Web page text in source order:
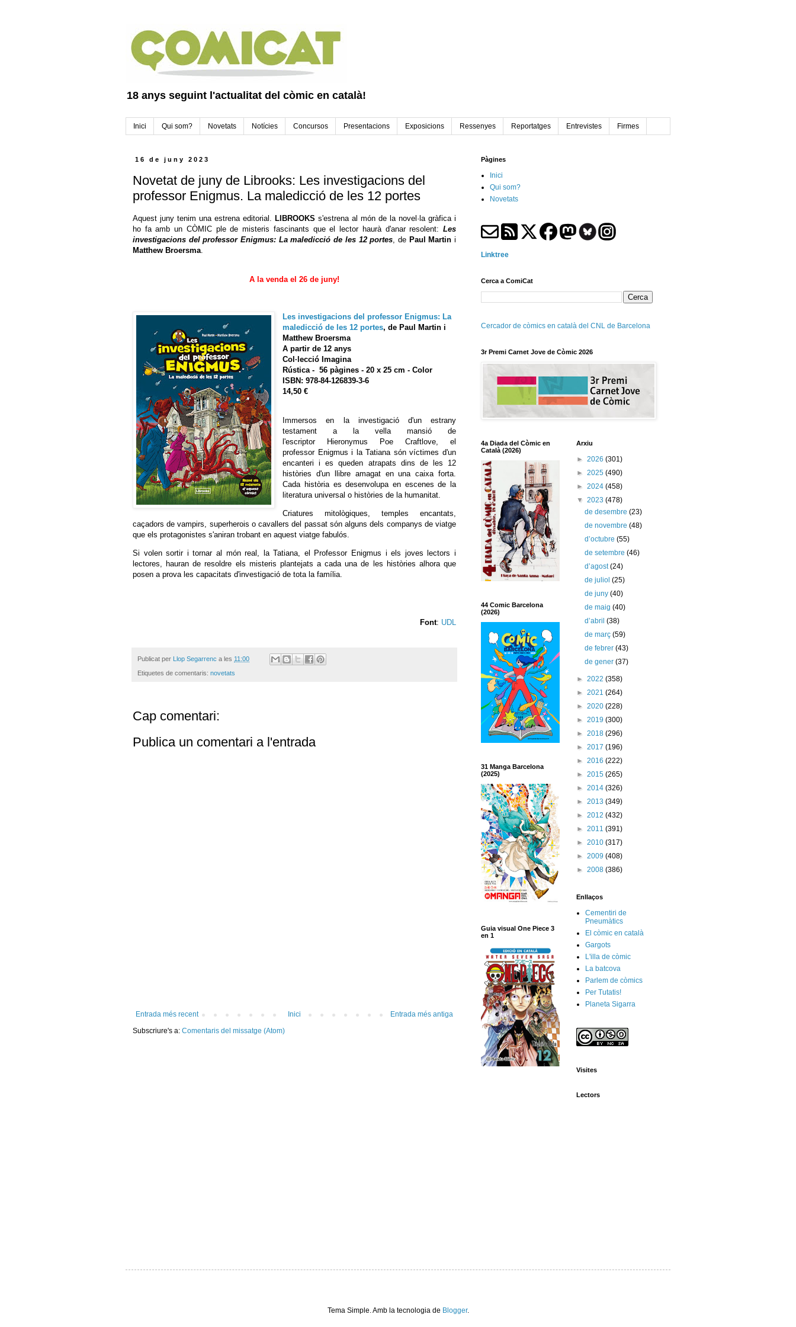
18 anys seguint l'actualitat del còmic en català!
Inici Qui som? Novetats Notícies Concursos Presentacions Exposicions Ressenyes Reportatges Entrevistes Firmes
16 de juny 2023
Novetat de juny de Librooks: Les investigacions del
professor Enigmus. La maledicció de les 12 portes
Aquest juny tenim una estrena editorial. LIBROOKS s'estrena al món de la novel·la gràfica i
ho fa amb un CÒMIC ple de misteris fascinants que el lector haurà d'anar resolent: Les
investigacions del professor Enigmus: La maledicció de les 12 portes, de Paul Martin i
Matthew Broersma.
A la venda el 26 de juny!
Les investigacions del professor Enigmus: La
maledicció de les 12 portes, de Paul Martin i
Matthew Broersma
A partir de 12 anys
Col·lecció Imagina
Rústica - 56 pàgines - 20 x 25 cm - Color
ISBN: 978-84-126839-3-6
14,50 €
Immersos en la investigació d'un estrany
testament a la vella mansió de
l'escriptor Hieronymus Poe Craftlove, el
professor Enigmus i la Tatiana són víctimes d'un
encanteri i es queden atrapats dins de les 12
històries d'un llibre amagat en una caixa forta.
Cada història es desenvolupa en escenes de la
literatura universal o històries de la humanitat.
Criatures mitològiques, temples encantats,
caçadors de vampirs, superherois o cavallers del passat són alguns dels companys de viatge
que els protagonistes s'aniran trobant en aquest viatge fabulós.
Si volen sortir i tornar al món real, la Tatiana, el Professor Enigmus i els joves lectors i
lectores, hauran de resoldre els misteris plantejats a cada una de les històries alhora que
posen a prova les capacitats d'investigació de tota la família.
Font: UDL
Publicat per Llop Segarrenc a les 11:00
Etiquetes de comentaris: novetats
Cap comentari:
Publica un comentari a l'entrada
Entrada més recent Entrada més antiga
Inici
Subscriure's a: Comentaris del missatge (Atom)
Pàgines
Inici
Qui som?
Novetats
Linktree
Cerca a ComiCat
Cercador de còmics en català del CNL de Barcelona
3r Premi Carnet Jove de Còmic 2026
4a Diada del Còmic en
Català (2026)
44 Comic Barcelona
(2026)
31 Manga Barcelona
(2025)
Guia visual One Piece 3
en 1
Arxiu
► 2026 (301)
► 2025 (490)
► 2024 (458)
▼ 2023 (478)
de desembre(23)
de novembre(48)
d’octubre(55)
de setembre(46)
d’agost(24)
de juliol(25)
de juny(40)
de maig(40)
d’abril(38)
de març(59)
de febrer(43)
de gener(37)
► 2022 (358)
► 2021 (264)
► 2020 (228)
► 2019 (300)
► 2018 (296)
► 2017 (196)
► 2016 (222)
► 2015 (265)
► 2014 (326)
► 2013 (349)
► 2012 (432)
► 2011 (391)
► 2010 (317)
► 2009 (408)
► 2008 (386)
Enllaços
Cementiri de
Pneumàtics
El còmic en català
Gargots
L'illa de còmic
La batcova
Parlem de còmics
Per Tutatis!
Planeta Sigarra
Visites
Lectors
Tema Simple. Amb la tecnologia de Blogger.